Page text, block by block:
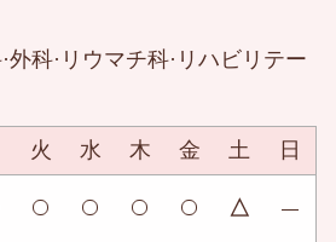
外科·リウマチ科·リハビリテー
火 水 木 金 土
日
△